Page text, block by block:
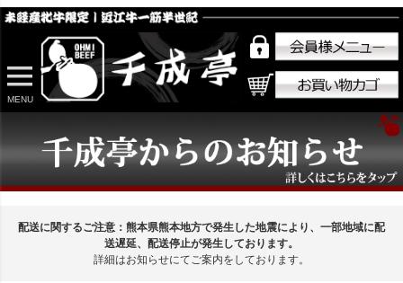
MENU
配送に関するご注意：熊本県熊本地方で発生した地震により、一部地域に配
送遅延、配送停止が発生しております。
詳細はお知らせにてご案内をしております。